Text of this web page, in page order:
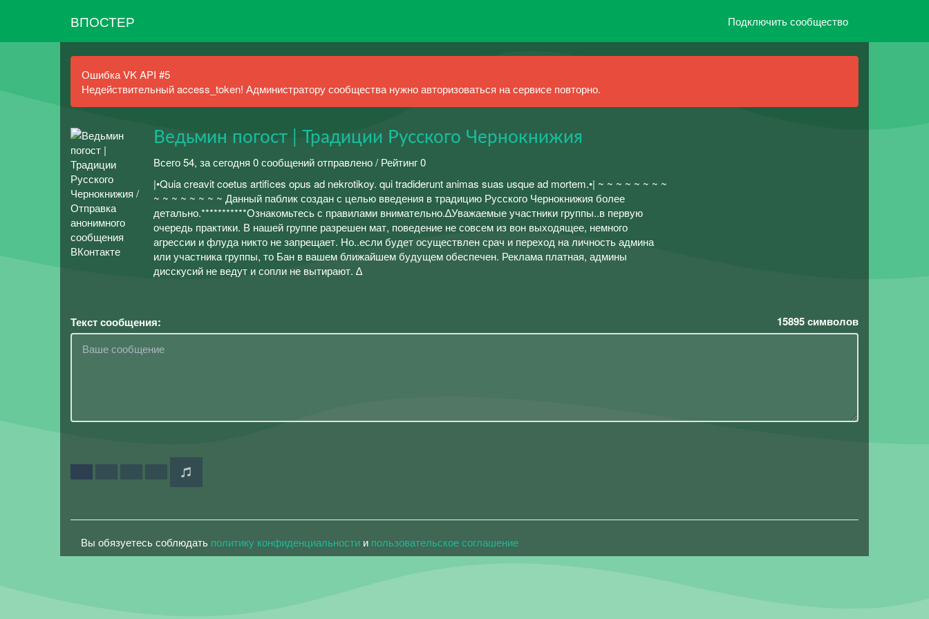
ВПОСТЕР Подключить сообщество
Ошибка VK API #5
Недействительный access_token! Администратору сообщества нужно авторизоваться на сервисе повторно.
Ведьмин погост | Традиции Русского Чернокнижия
Всего 54, за сегодня 0 сообщений отправлено / Рейтинг 0
|•Quia creavit coetus artifices opus ad nekrotikoy. qui tradiderunt animas suas usque ad mortem.•| ~ ~ ~ ~ ~ ~ ~ ~
~ ~ ~ ~ ~ ~ ~ ~ Данный паблик создан с целью введения в традицию Русского Чернокнижия более
детально.***********Ознакомьтесь с правилами внимательно.∆Уважаемые участники группы..в первую
очередь практики. В нашей группе разрешен мат, поведение не совсем из вон выходящее, немного
агрессии и флуда никто не запрещает. Но..если будет осуществлен срач и переход на личность админа
или участника группы, то Бан в вашем ближайшем будущем обеспечен. Реклама платная, админы
дисскусий не ведут и сопли не вытирают. ∆
Текст сообщения: 15895символов
Вы обязуетесь соблюдать политику конфиденциальности и пользовательское соглашение